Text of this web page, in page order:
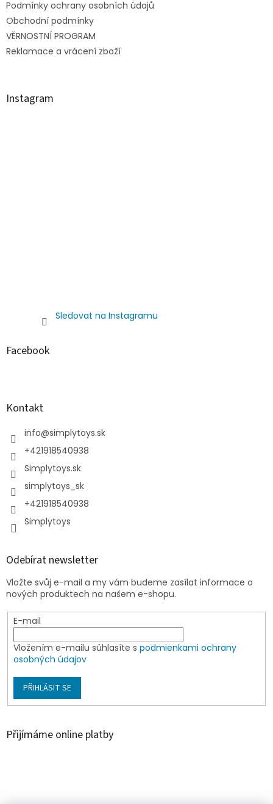
Podmínky ochrany osobních údajů
Obchodní podmínky
VĚRNOSTNÍ PROGRAM
Reklamace a vrácení zboží
Instagram
Sledovat na Instagramu
Facebook
Kontakt
info@simplytoys.sk
+421918540938
Simplytoys.sk
simplytoys_sk
+421918540938
Simplytoys
Odebírat newsletter
Vložte svůj e-mail a my vám budeme zasílat informace o
nových produktech na našem e-shopu.
E-mail
Vložením e-mailu súhlasíte s podmienkami ochrany
osobných údajov
PŘIHLÁSIT SE
Přijímáme online platby